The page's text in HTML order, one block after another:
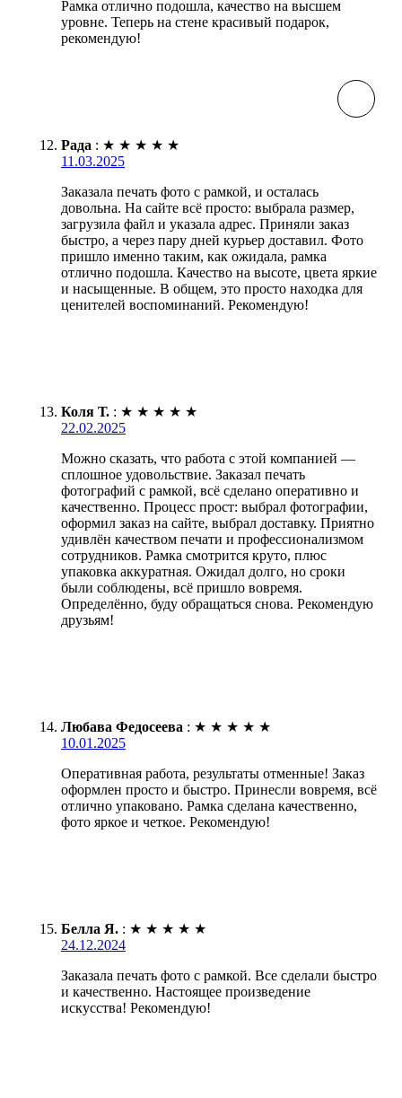
Рамка отлично подошла, качество на высшем
уровне. Теперь на стене красивый подарок,
рекомендую!
Рада : ★ ★ ★ ★ ★
11.03.2025
Заказала печать фото с рамкой, и осталась
довольна. На сайте всё просто: выбрала размер,
загрузила файл и указала адрес. Приняли заказ
быстро, а через пару дней курьер доставил. Фото
пришло именно таким, как ожидала, рамка
отлично подошла. Качество на высоте, цвета яркие
и насыщенные. В общем, это просто находка для
ценителей воспоминаний. Рекомендую!
Коля Т. : ★ ★ ★ ★ ★
22.02.2025
Можно сказать, что работа с этой компанией —
сплошное удовольствие. Заказал печать
фотографий с рамкой, всё сделано оперативно и
качественно. Процесс прост: выбрал фотографии,
оформил заказ на сайте, выбрал доставку. Приятно
удивлён качеством печати и профессионализмом
сотрудников. Рамка смотрится круто, плюс
упаковка аккуратная. Ожидал долго, но сроки
были соблюдены, всё пришло вовремя.
Определённо, буду обращаться снова. Рекомендую
друзьям!
Любава Федосеева : ★ ★ ★ ★ ★
10.01.2025
Оперативная работа, результаты отменные! Заказ
оформлен просто и быстро. Принесли вовремя, всё
отлично упаковано. Рамка сделана качественно,
фото яркое и четкое. Рекомендую!
Белла Я. : ★ ★ ★ ★ ★
24.12.2024
Заказала печать фото с рамкой. Все сделали быстро
и качественно. Настоящее произведение
искусства! Рекомендую!